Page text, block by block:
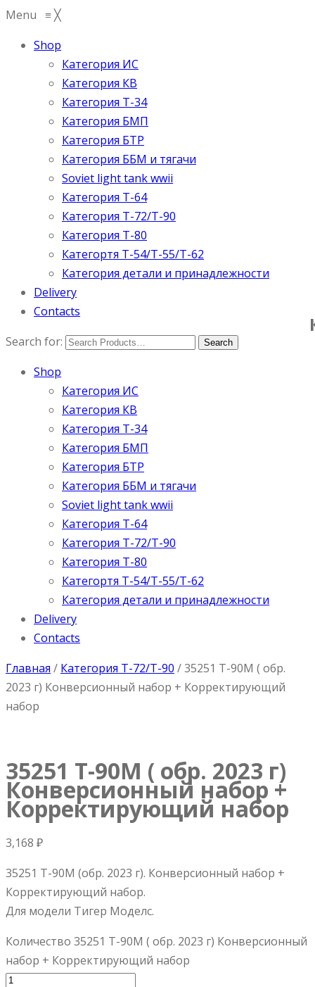
Menu ≡╳
Shop
Категория ИС
Категория КВ
Категория Т-34
Категория БМП
Категория БТР
Категория ББМ и тягачи
Soviet light tank wwii
Категория T-64
Категория T-72/T-90
Категория T-80
Категортя Т-54/Т-55/Т-62
Категория детали и принадлежности
Delivery
Contacts
Search for:
Shop
Категория ИС
Категория КВ
Категория Т-34
Категория БМП
Категория БТР
Категория ББМ и тягачи
Soviet light tank wwii
Категория T-64
Категория T-72/T-90
Категория T-80
Категортя Т-54/Т-55/Т-62
Категория детали и принадлежности
Delivery
Contacts
Главная / Категория T-72/T-90 / 35251 Т-90М ( обр.
2023 г) Конверсионный набор + Корректирующий
набор
35251 Т-90М ( обр. 2023 г)
Конверсионный набор +
Корректирующий набор
3,168 ₽
35251 Т-90М (обр. 2023 г). Конверсионный набор +
Корректирующий набор.
Для модели Тигер Моделс.
Количество 35251 Т-90М ( обр. 2023 г) Конверсионный
набор + Корректирующий набор